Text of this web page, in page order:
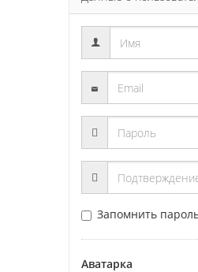
Запомнить
Аватарка